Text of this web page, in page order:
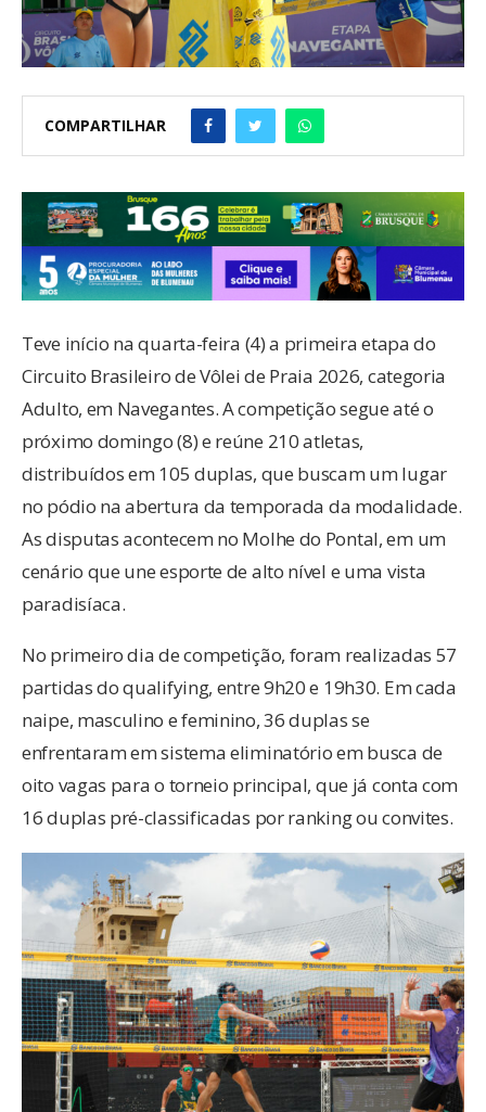
COMPARTILHAR
Teve início na quarta-feira (4) a primeira etapa do
Circuito Brasileiro de Vôlei de Praia 2026, categoria
Adulto, em Navegantes. A competição segue até o
próximo domingo (8) e reúne 210 atletas,
distribuídos em 105 duplas, que buscam um lugar
no pódio na abertura da temporada da modalidade.
As disputas acontecem no Molhe do Pontal, em um
cenário que une esporte de alto nível e uma vista
paradisíaca.
No primeiro dia de competição, foram realizadas 57
partidas do qualifying, entre 9h20 e 19h30. Em cada
naipe, masculino e feminino, 36 duplas se
enfrentaram em sistema eliminatório em busca de
oito vagas para o torneio principal, que já conta com
16 duplas pré-classificadas por ranking ou convites.